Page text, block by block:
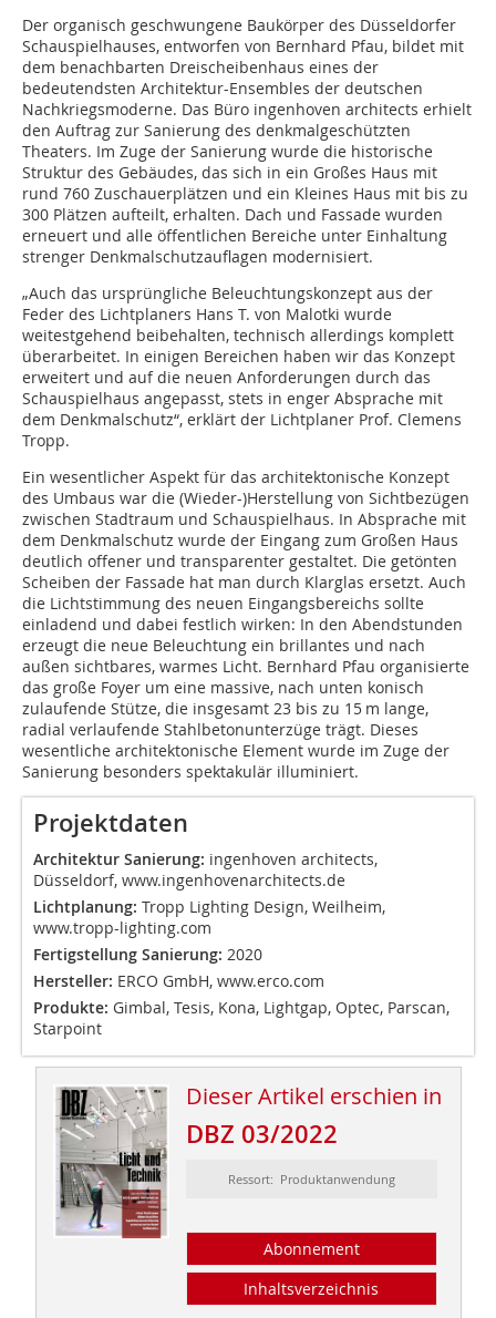
Der organisch geschwungene Baukörper des Düsseldorfer
Schauspielhauses, entworfen von Bernhard Pfau, bildet mit
dem benachbarten Dreischeibenhaus eines der
bedeutendsten Architektur-Ensembles der deutschen
Nachkriegsmoderne. Das Büro ingenhoven architects erhielt
den Auftrag zur Sanierung des denkmalgeschützten
Theaters. Im Zuge der Sanierung wurde die historische
Struktur des Gebäudes, das sich in ein Großes Haus mit
rund 760 Zuschauerplätzen und ein Kleines Haus mit bis zu
300 Plätzen aufteilt, erhalten. Dach und Fassade wurden
erneuert und alle öffentlichen Bereiche unter Einhaltung
strenger Denkmalschutzauflagen modernisiert.
„Auch das ursprüngliche Beleuchtungskonzept aus der
Feder des Lichtplaners Hans T. von Malotki wurde
weitestgehend beibehalten, technisch allerdings komplett
überarbeitet. In einigen Bereichen haben wir das Konzept
erweitert und auf die neuen Anforderungen durch das
Schauspielhaus angepasst, stets in enger Absprache mit
dem Denkmalschutz“, erklärt der Lichtplaner Prof. Clemens
Tropp.
Ein wesentlicher Aspekt für das architektonische Konzept
des Umbaus war die (Wieder-)Herstellung von Sichtbezügen
zwischen Stadtraum und Schauspielhaus. In Absprache mit
dem Denkmalschutz wurde der Eingang zum Großen Haus
deutlich offener und transparenter gestaltet. Die getönten
Scheiben der Fassade hat man durch Klarglas ersetzt. Auch
die Lichtstimmung des neuen Eingangsbereichs sollte
einladend und dabei festlich wirken: In den Abendstunden
erzeugt die neue Beleuchtung ein brillantes und nach
außen sichtbares, warmes Licht. Bernhard Pfau organisierte
das große Foyer um eine massive, nach unten konisch
zulaufende Stütze, die insgesamt 23 bis zu 15 m lange,
radial verlaufende Stahlbeton­unterzüge trägt. Dieses
wesentliche architektonische Element wurde im Zuge der
Sanierung besonders spektakulär illuminiert.
Projektdaten
Architektur Sanierung: ingenhoven architects,
Düsseldorf, www.ingenhovenarchitects.de
Lichtplanung: Tropp Lighting Design, Weilheim,
www.tropp-lighting.com
Fertigstellung Sanierung: 2020
Hersteller: ERCO GmbH, www.erco.com
Produkte: Gimbal, Tesis, Kona, Lightgap, Optec, Parscan,
Starpoint
Dieser Artikel erschien in
DBZ 03/2022
Ressort: Produktanwendung
Abonnement
Inhaltsverzeichnis